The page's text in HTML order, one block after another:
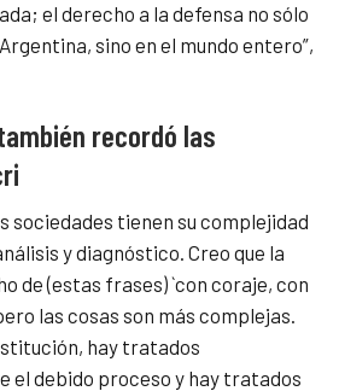
el derecho a la defensa no sólo
sino en el mundo entero”,
recordó las
sociedades tienen su complejidad
y diagnóstico. Creo que la
de (estas frases) `con coraje, con
las cosas son más complejas.
hay tratados
el debido proceso y hay tratados